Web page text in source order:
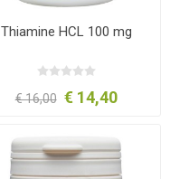
Thiamine HCL 100 mg
€ 16,00 € 14,40